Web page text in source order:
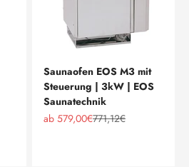
Saunaofen EOS M3 mit
Steuerung | 3kW | EOS
Saunatechnik
Angebot
ab 579,00€Regulärer Preis
771,12€